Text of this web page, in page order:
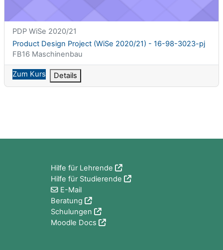
Kurzer Kursname
PDP WiSe 2020/21
Kursname
Product Design Project (WiSe 2020/21) - 16-98-3023-pj
Kursbereich
FB16 Maschinenbau
Zum Kurs Details
Hilfe für Lehrende
Hilfe für Studierende
E-Mail
Beratung
Schulungen
Moodle Docs